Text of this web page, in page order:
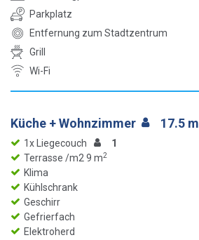
Parkplatz
Entfernung zum Stadtzentrum
Grill
Wi-Fi
Küche + Wohnzimmer 17.5 m
1x Liegecouch
1
Terrasse /m2 9 m2
Klima
Kühlschrank
Geschirr
Gefrierfach
Elektroherd